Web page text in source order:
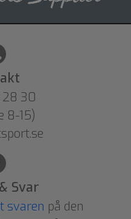
30
8-15)
Svar
svaren på den